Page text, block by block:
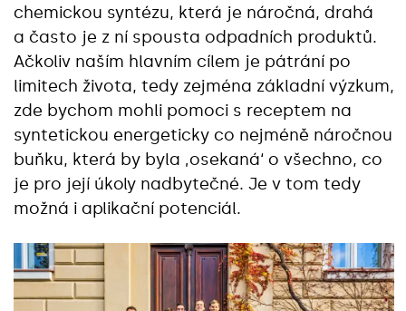
chemickou syntézu, která je náročná, drahá
a často je z ní spousta odpadních produktů.
Ačkoliv naším hlavním cílem je pátrání po
limitech života, tedy zejména základní výzkum,
zde bychom mohli pomoci s receptem na
syntetickou energeticky co nejméně náročnou
buňku, která by byla ‚osekaná‘ o všechno, co
je pro její úkoly nadbytečné. Je v tom tedy
možná i aplikační potenciál.